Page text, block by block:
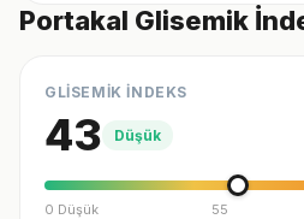
Portakal Glisemik
GLİSEMİK İNDEKS
43 Düşük
0 Düşük 55